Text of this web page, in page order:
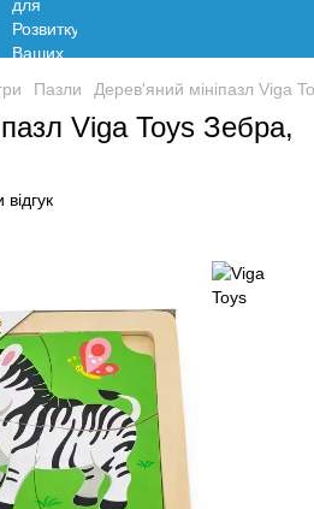
Пазли Дерев'яний мініпазл Viga
Viga Toys Зебра,